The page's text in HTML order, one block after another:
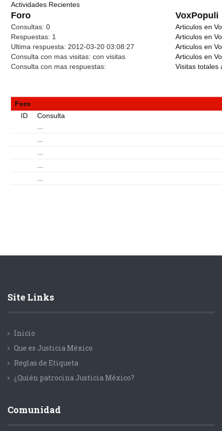
Actividades Recientes
Foro VoxPopuli
Consultas: 0
Respuestas: 1
Ultima respuesta: 2012-03-20 03:08:27
Consulta con mas visitas: con visitas
Consulta con mas respuestas:
Articulos en
Articulos en
Articulos en
Articulos en
Visitas totales
Foro
ID
Consulta
Site Links
Inicio
Que es Justicia México
Reglas de Etiqueta
¿Quién patrocina Justicia México?
Comunidad